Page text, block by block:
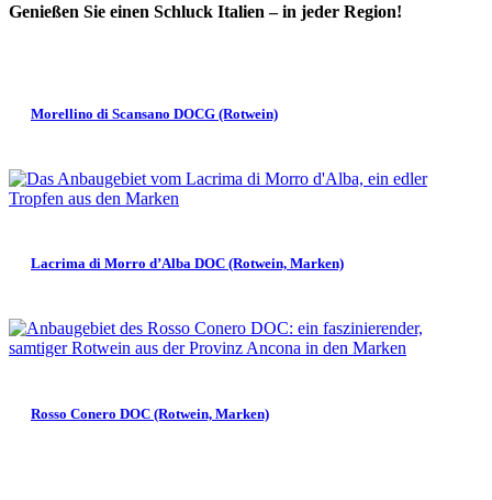
Genießen Sie einen Schluck Italien – in jeder Region!
Morellino di Scansano DOCG (Rotwein)
Lacrima di Morro d’Alba DOC (Rotwein, Marken)
Rosso Conero DOC (Rotwein, Marken)